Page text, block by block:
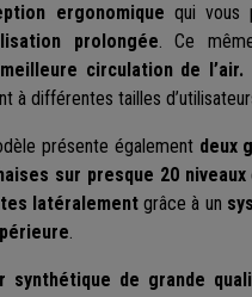
ergonomique qui vous
prolongée. Ce
meilleure circulation de l’air.
à différentes tailles
présente également deux
sur presque 20 niveaux
latéralement grâce à un
.
synthétique de grande